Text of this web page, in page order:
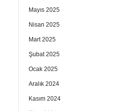
Mayıs 2025
Nisan 2025
Mart 2025
Şubat 2025
Ocak 2025
Aralık 2024
Kasım 2024